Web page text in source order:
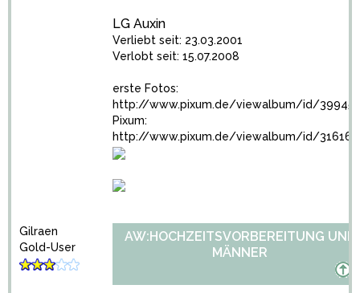
LG Auxin
Verliebt seit: 23.03.2001
Verlobt seit: 15.07.2008
erste Fotos:
http://www.pixum.de/viewalbum/id/
Pixum:
http://www.pixum.de/viewalbum/id/
Gilraen
Gold-User
AW:HOCHZEITSVORBEREITUNG UND
MÄNNER